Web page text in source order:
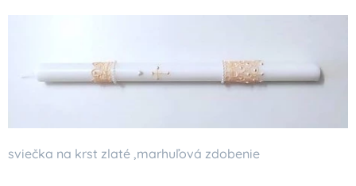
sviečka na krst zlaté ,marhuľová zdobenie